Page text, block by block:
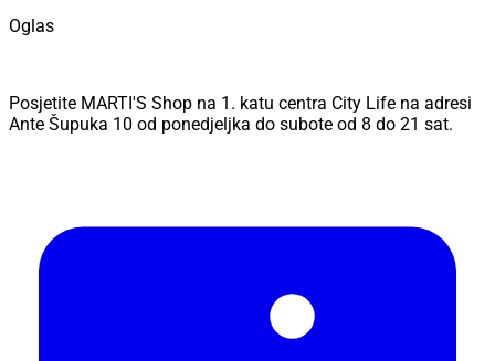
Oglas
Posjetite MARTI'S Shop na 1. katu centra City Life na adresi
Ante Šupuka 10 od ponedjeljka do subote od 8 do 21 sat.